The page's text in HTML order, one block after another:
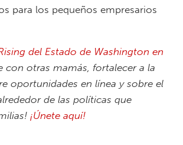
para los pequeños empresarios
del Estado de Washington en
con otras mamás, fortalecer a la
oportunidades en línea y sobre el
de las políticas que
¡Únete aquí!